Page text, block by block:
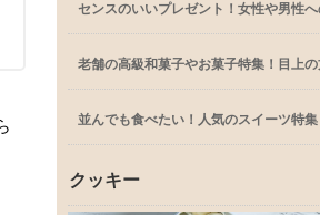
センスのいいプレゼント！女性や男性へ
老舗の高級和菓子やお菓子特集！目上の
並んでも食べたい！人気のスイーツ特集
クッキー